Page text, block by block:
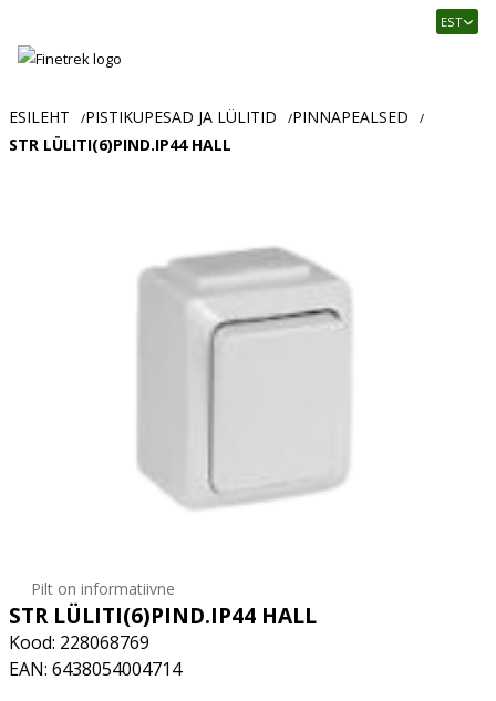
Usaldusväärne
ja
tööstusautomaatika
EST
ESILEHT /PISTIKUPESAD JA LÜLITID /PINNAPEALSED /
STR LÜLITI(6)PIND.IP44 HALL
Pilt on informatiivne
STR LÜLITI(6)PIND.IP44 HALL
Kood: 228068769
EAN: 6438054004714